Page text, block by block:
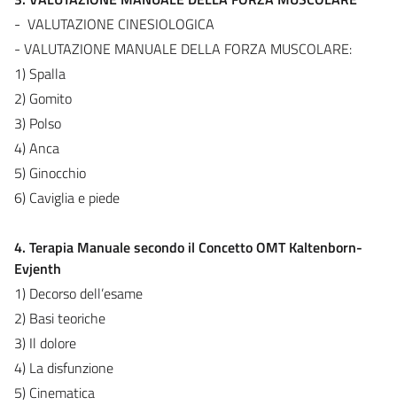
- VALUTAZIONE CINESIOLOGICA
- VALUTAZIONE MANUALE DELLA FORZA MUSCOLARE:
1)Spalla
2) Gomito
3) Polso
4) Anca
5) Ginocchio
6) Caviglia e piede
4. Terapia Manuale secondo il Concetto OMT Kaltenborn-
Evjenth
1) Decorso dell’esame
2) Basi teoriche
3) Il dolore
4) La disfunzione
5) Cinematica